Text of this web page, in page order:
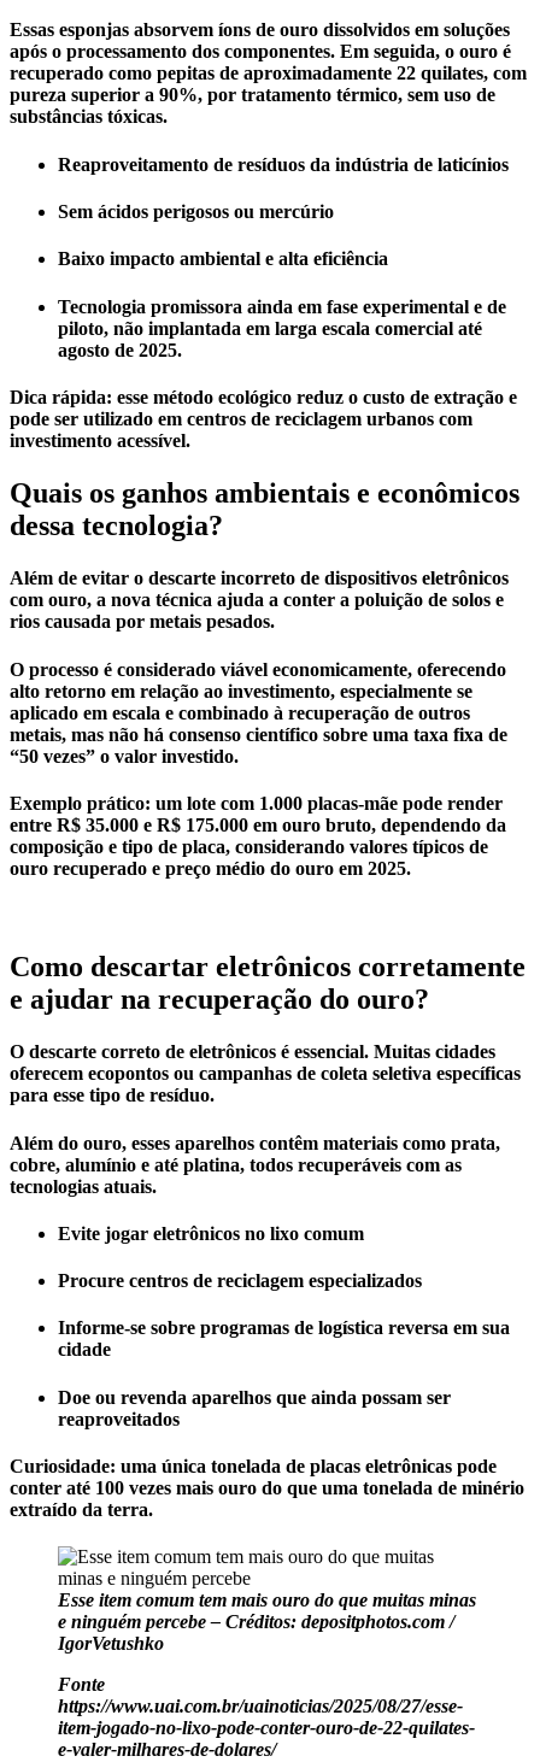
Essas esponjas absorvem íons de ouro dissolvidos em soluções
após o processamento dos componentes. Em seguida, o ouro é
recuperado como pepitas de aproximadamente 22 quilates, com
pureza superior a 90%, por tratamento térmico, sem uso de
substâncias tóxicas.
Reaproveitamento de resíduos da indústria de laticínios
Sem ácidos perigosos ou mercúrio
Baixo impacto ambiental e alta eficiência
Tecnologia promissora ainda em fase experimental e de
piloto, não implantada em larga escala comercial até
agosto de 2025.
Dica rápida: esse método ecológico reduz o custo de extração e
pode ser utilizado em centros de reciclagem urbanos com
investimento acessível.
Quais os ganhos ambientais e econômicos
dessa tecnologia?
Além de evitar o descarte incorreto de dispositivos eletrônicos
com ouro, a nova técnica ajuda a conter a poluição de solos e
rios causada por metais pesados.
O processo é considerado viável economicamente, oferecendo
alto retorno em relação ao investimento, especialmente se
aplicado em escala e combinado à recuperação de outros
metais, mas não há consenso científico sobre uma taxa fixa de
“50 vezes” o valor investido.
Exemplo prático: um lote com 1.000 placas-mãe pode render
entre R$ 35.000 e R$ 175.000 em ouro bruto, dependendo da
composição e tipo de placa, considerando valores típicos de
ouro recuperado e preço médio do ouro em 2025.
Como descartar eletrônicos corretamente
e ajudar na recuperação do ouro?
O descarte correto de eletrônicos é essencial. Muitas cidades
oferecem ecopontos ou campanhas de coleta seletiva específicas
para esse tipo de resíduo.
Além do ouro, esses aparelhos contêm materiais como prata,
cobre, alumínio e até platina, todos recuperáveis com as
tecnologias atuais.
Evite jogar eletrônicos no lixo comum
Procure centros de reciclagem especializados
Informe-se sobre programas de logística reversa em sua
cidade
Doe ou revenda aparelhos que ainda possam ser
reaproveitados
Curiosidade: uma única tonelada de placas eletrônicas pode
conter até 100 vezes mais ouro do que uma tonelada de minério
extraído da terra.
Esse item comum tem mais ouro do que muitas minas
e ninguém percebe – Créditos: depositphotos.com /
IgorVetushko
Fonte
https://www.uai.com.br/uainoticias/2025/08/27/esse-
item-jogado-no-lixo-pode-conter-ouro-de-22-quilates-
e-valer-milhares-de-dolares/